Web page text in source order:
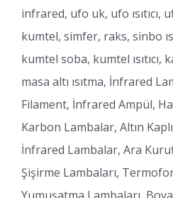
infrared, ufo uk, ufo ısıtıcı,
kumtel, simfer, raks, sinbo
kumtel soba, kumtel ısıtıcı,
masa altı ısıtma, İnfrared
Filament, İnfrared Ampül,
Karbon Lambalar, Altın
İnfrared Lambalar, Ara
Şişirme Lambaları,